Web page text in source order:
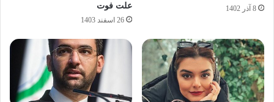
8 آذر 1402
علت فوت
26 اسفند 1403